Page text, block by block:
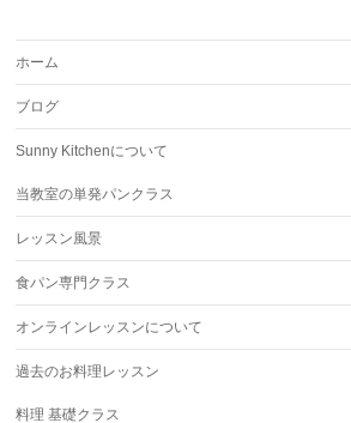
ホーム
ブログ
Sunny Kitchenについて
当教室の単発パンクラス
レッスン風景
食パン専門クラス
オンラインレッスンについて
過去のお料理レッスン
料理 基礎クラス